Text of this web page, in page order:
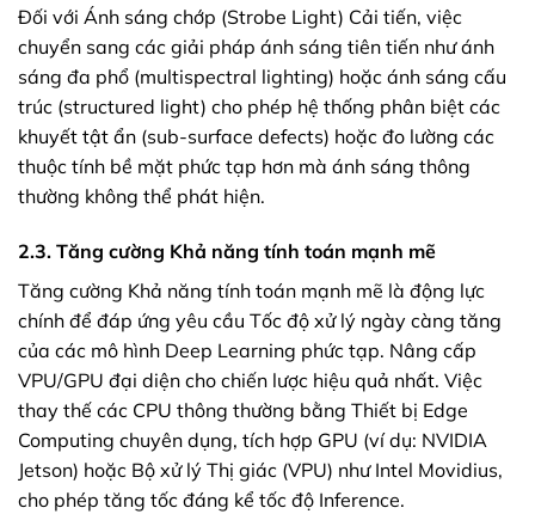
Đối với Ánh sáng chớp (Strobe Light) Cải tiến, việc
chuyển sang các giải pháp ánh sáng tiên tiến như ánh
sáng đa phổ (multispectral lighting) hoặc ánh sáng cấu
trúc (structured light) cho phép hệ thống phân biệt các
khuyết tật ẩn (sub-surface defects) hoặc đo lường các
thuộc tính bề mặt phức tạp hơn mà ánh sáng thông
thường không thể phát hiện.
2.3. Tăng cường Khả năng tính toán mạnh mẽ
Tăng cường Khả năng tính toán mạnh mẽ là động lực
chính để đáp ứng yêu cầu Tốc độ xử lý ngày càng tăng
của các mô hình Deep Learning phức tạp. Nâng cấp
VPU/GPU đại diện cho chiến lược hiệu quả nhất. Việc
thay thế các CPU thông thường bằng Thiết bị Edge
Computing chuyên dụng, tích hợp GPU (ví dụ: NVIDIA
Jetson) hoặc Bộ xử lý Thị giác (VPU) như Intel Movidius,
cho phép tăng tốc đáng kể tốc độ Inference.